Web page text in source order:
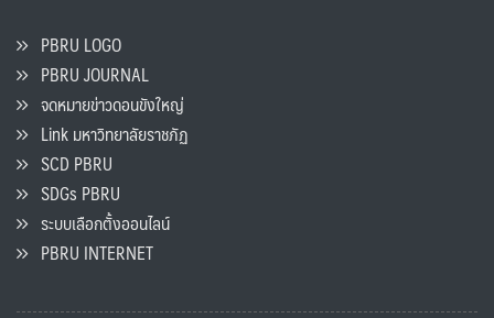
PBRU LOGO
PBRU JOURNAL
จดหมายข่าวดอนขังใหญ่
Link มหาวิทยาลัยราชภัฏ
SCD PBRU
SDGs PBRU
ระบบเลือกตั้งออนไลน์
PBRU INTERNET